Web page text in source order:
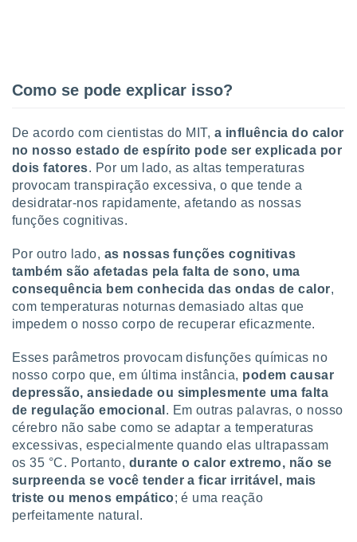
para
criar
medir
da
medir o
dos
de
ou
de dados
fontes,
e melhorar
dados
Como se pode explicar isso?
De acordo com cientistas do MIT, a influência do calor
no nosso estado de espírito pode ser explicada por
dois fatores. Por um lado, as altas temperaturas
provocam transpiração excessiva, o que tende a
desidratar-nos rapidamente, afetando as nossas
funções cognitivas.
Por outro lado, as nossas funções cognitivas
também são afetadas pela falta de sono, uma
consequência bem conhecida das ondas de calor,
com temperaturas noturnas demasiado altas que
impedem o nosso corpo de recuperar eficazmente.
Esses parâmetros provocam disfunções químicas no
nosso corpo que, em última instância, podem causar
depressão, ansiedade ou simplesmente uma falta
de regulação emocional . Em outras palavras, o nosso
cérebro não sabe como se adaptar a temperaturas
excessivas, especialmente quando elas ultrapassam
os 35 °C. Portanto, durante o calor extremo, não se
surpreenda se você tender a ficar irritável, mais
triste ou menos empático; é uma reação
perfeitamente natural.